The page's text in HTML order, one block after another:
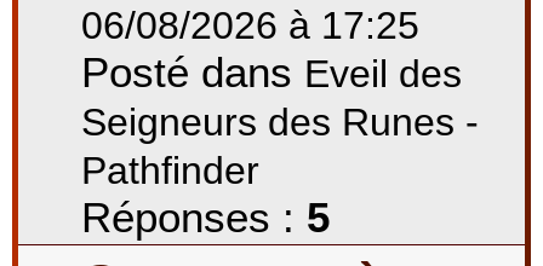
06/08/2026 à 17:25
Posté dans Eveil des
Seigneurs des Runes -
Pathfinder
Réponses : 5